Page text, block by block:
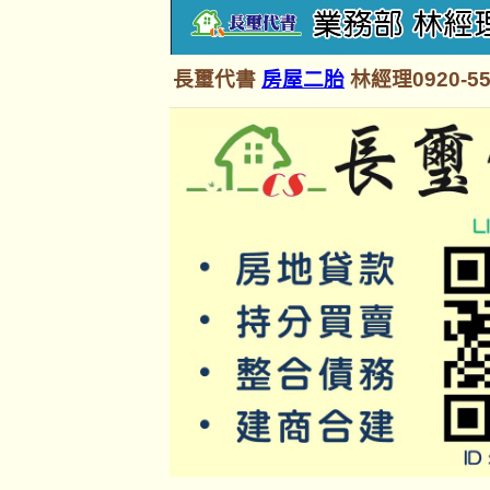
長璽代書 房屋二胎 林經理0920-